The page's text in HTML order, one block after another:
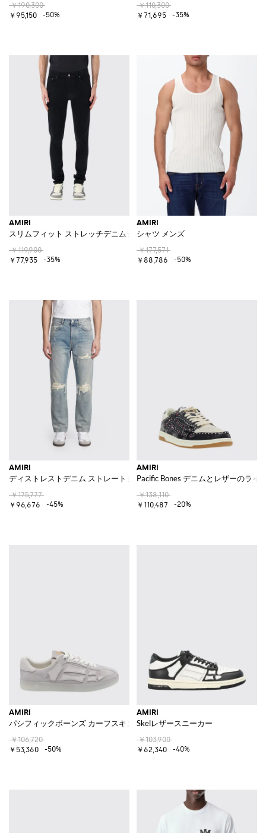
￥190,300
￥95,150
-50%
￥110,300
￥71,695
-35%
AMIRI
スリムフィット ストレッチデニムジーンズ
￥119,900
￥77,935
-35%
AMIRI
シャツ メンズ
￥177,571
￥88,786
-50%
AMIRI
ディストレストデニム ストレートジーンズ
￥175,777
￥96,676
-45%
AMIRI
Pacific Bones デニムとレザーのライ
￥138,110
￥110,487
-20%
AMIRI
パシフィックボーンズ カーフスキンレザー サイドモノグラム刺繍スニー
￥106,720
￥53,360
-50%
AMIRI
Skelレザースニーカー
￥103,900
￥62,340
-40%